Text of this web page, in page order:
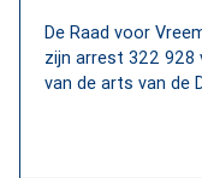
De Raad voor
zijn arrest 322 928
van de arts van de